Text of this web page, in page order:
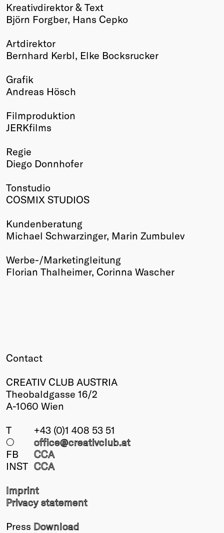
Kreativdirektor & Text
Björn Forgber, Hans Cepko
Artdirektor
Bernhard Kerbl, Elke Bocksrucker
Grafik
Andreas Hösch
Filmproduktion
JERKfilms
Regie
Diego Donnhofer
Tonstudio
COSMIX STUDIOS
Kundenberatung
Michael Schwarzinger, Marin Zumbulev
Werbe-/Marketingleitung
Florian Thalheimer, Corinna Wascher
Contact
CREATIV CLUB AUSTRIA
Theobaldgasse 16/2
A-1060 Wien
T
+43 (0)1 408 53 51
○
office@creativclub.at
FB
CCA
INST CCA
Imprint
Privacy statement
Press Download